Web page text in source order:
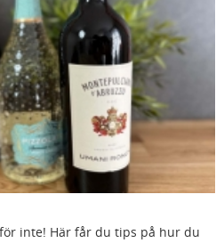
inte! Här får du tips på hur du